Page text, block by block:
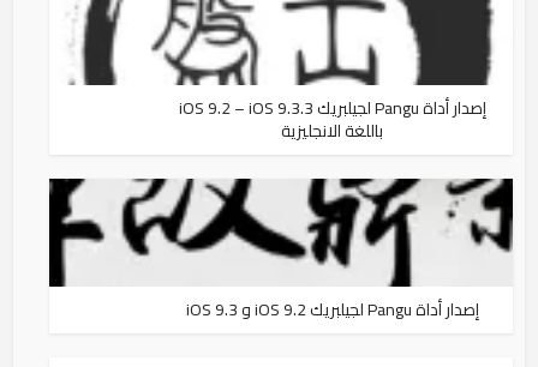
إصدار أداة Pangu لجيلبريك iOS 9.2 – iOS 9.3.3
باللغة الانجليزية
إصدار أداة Pangu لجيلبريك iOS 9.2 و iOS 9.3